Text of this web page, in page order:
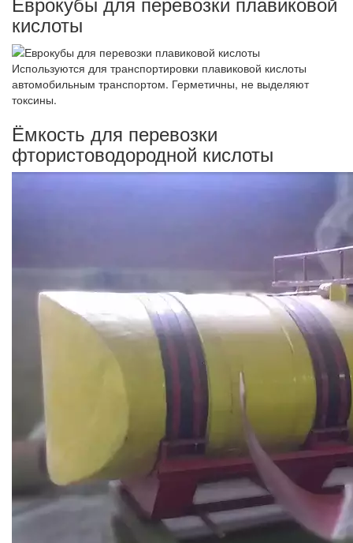
кислоты
Используются для транспортировки плавиковой кислоты
автомобильным транспортом. Герметичны, не выделяют
токсины.
Ёмкость для перевозки
фтористоводородной кислоты